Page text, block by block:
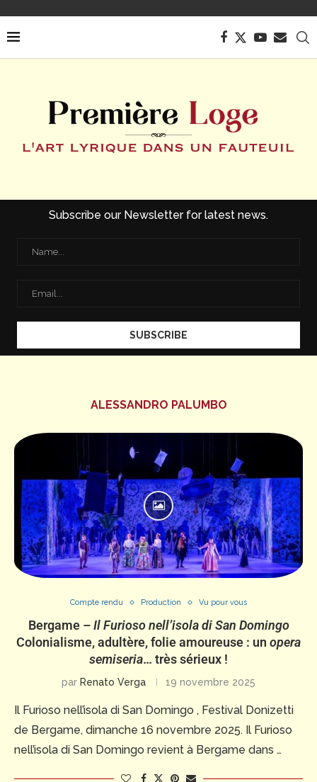
Subscribe our Newsletter for latest news.
ALESSANDRO PALUMBO
Compte rendu Production Vu pour vous
Bergame –Il Furioso nell’isola di San Domingo
Colonialisme, adultère, folie amoureuse : un opera
semiseria… très sérieux !
par Renato Verga 19 novembre 2025
Il Furioso nell’isola di San Domingo , Festival Donizetti
de Bergame, dimanche 16 novembre 2025. Il Furioso
nell’isola di San Domingo revient à Bergame dans …